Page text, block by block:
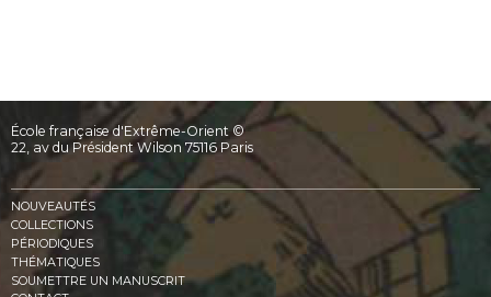
École française d'Extrême-Orient ©
22, av du Président Wilson 75116 Paris
NOUVEAUTÉS
COLLECTIONS
PÉRIODIQUES
THÉMATIQUES
SOUMETTRE UN MANUSCRIT